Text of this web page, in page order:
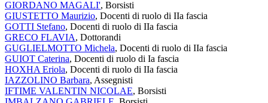
GIORDANO MAGALI', Borsisti
GIUSTETTO Maurizio, Docenti di ruolo di IIa fascia
GOTTI Stefano, Docenti di ruolo di IIa fascia
GRECO FLAVIA, Dottorandi
GUGLIELMOTTO Michela, Docenti di ruolo di IIa fascia
GUIOT Caterina, Docenti di ruolo di Ia fascia
HOXHA Eriola, Docenti di ruolo di IIa fascia
IAZZOLINO Barbara, Assegnisti
IFTIME VALENTIN NICOLAE, Borsisti